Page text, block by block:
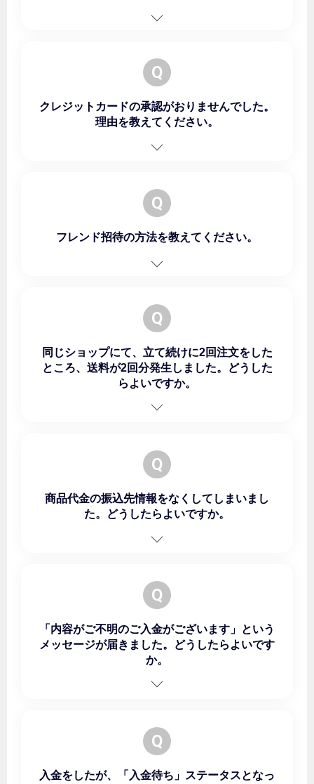
Q
クレジットカードの承認がおりませんでした。
理由を教えてください。
Q
フレンド招待の方法を教えてください。
Q
同じショップにて、立て続けに2回注文をした
ところ、送料が2回分発生しました。どうした
らよいですか。
Q
商品代金の振込先情報をなくしてしまいまし
た。どうしたらよいですか。
Q
「内容がご不明のご入金がございます」という
メッセージが届きました。どうしたらよいです
か。
Q
入金をしたが、「入金待ち」ステータスとなっ